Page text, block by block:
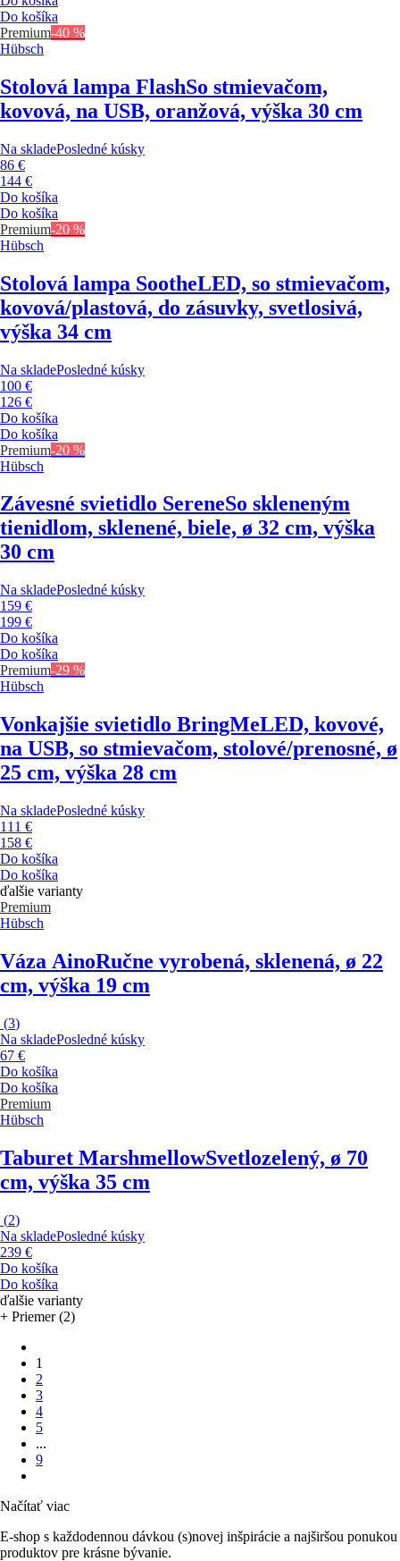
Do košíka
Premium-40 %
Hübsch
Stolová lampa FlashSo stmievačom,
kovová, na USB, oranžová, výška 30 cm
Na skladePosledné kúsky
86 €
144 €
Do košíka
Do košíka
Premium-20 %
Hübsch
Stolová lampa SootheLED, so stmievačom,
kovová/plastová, do zásuvky, svetlosivá,
výška 34 cm
Na skladePosledné kúsky
100 €
126 €
Do košíka
Do košíka
Premium-20 %
Hübsch
Závesné svietidlo SereneSo skleneným
tienidlom, sklenené, biele, ø 32 cm, výška
30 cm
Na skladePosledné kúsky
159 €
199 €
Do košíka
Do košíka
Premium-29 %
Hübsch
Vonkajšie svietidlo BringMeLED, kovové,
na USB, so stmievačom, stolové/prenosné, ø
25 cm, výška 28 cm
Na skladePosledné kúsky
111 €
158 €
Do košíka
Do košíka
ďalšie varianty
Premium
Hübsch
Váza AinoRučne vyrobená, sklenená, ø 22
cm, výška 19 cm
(3)
Na skladePosledné kúsky
67 €
Do košíka
Do košíka
Premium
Hübsch
Taburet MarshmellowSvetlozelený, ø 70
cm, výška 35 cm
(2)
Na skladePosledné kúsky
239 €
Do košíka
Do košíka
ďalšie varianty
+ Priemer (2)
1
2
3
4
5
...
9
Načítať viac
E-shop s každodennou dávkou (s)novej inšpirácie a najširšou ponukou
produktov pre krásne bývanie.